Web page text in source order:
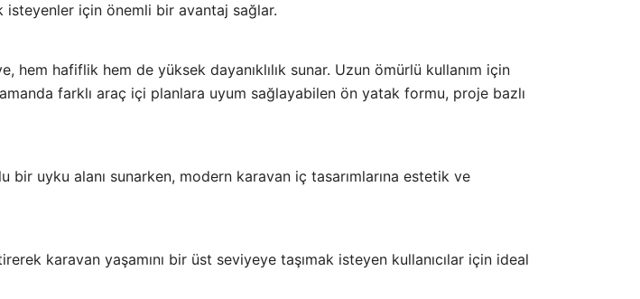
isteyenler için önemli bir avantaj sağlar.
hem hafiflik hem de yüksek dayanıklılık sunar. Uzun ömürlü kullanım için
farklı araç içi planlara uyum sağlayabilen ön yatak formu, proje bazlı
uyku alanı sunarken, modern karavan iç tasarımlarına estetik ve
karavan yaşamını bir üst seviyeye taşımak isteyen kullanıcılar için ideal